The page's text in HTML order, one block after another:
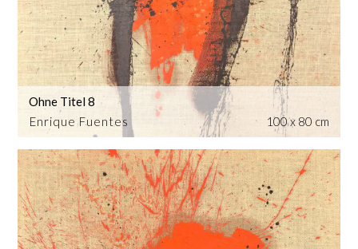
Enrique Fuentes
Ohne Titel 8
100 x 80 cm